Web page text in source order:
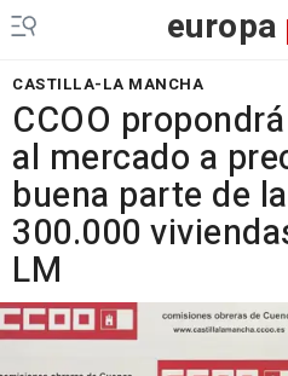
europa
CASTILLA-LA MANCHA
CCOO
al mercado a
buena parte de
300.000
LM